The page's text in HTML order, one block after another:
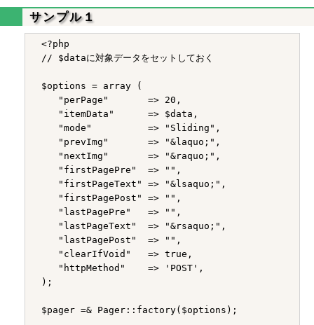
サンプル１
<?php
// $dataに対象データをセットしておく
$options = array (
    "perPage"       => 20,
    "itemData"      => $data,
    "mode"          => "Sliding",
    "prevImg"       => "&laquo;",
    "nextImg"       => "&raquo;",
    "firstPagePre"  => "",
    "firstPageText" => "&lsaquo;",
    "firstPagePost" => "",
    "lastPagePre"   => "",
    "lastPageText"  => "&rsaquo;",
    "lastPagePost"  => "",
    "clearIfVoid"   => true,
    "httpMethod"    => 'POST',
);
$pager =& Pager::factory($options);